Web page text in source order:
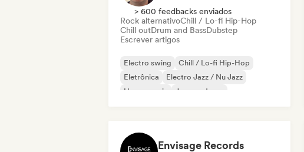
> 600 feedbacks enviados
Rock alternativoChill / Lo-fi Hip-Hop
Chill outDrum and BassDubstep
Escrever artigos
Electro swing
Chill / Lo-fi Hip-Hop
Eletrônica
Electro Jazz / Nu Jazz
House music
Jazz moderno
Envisage Records